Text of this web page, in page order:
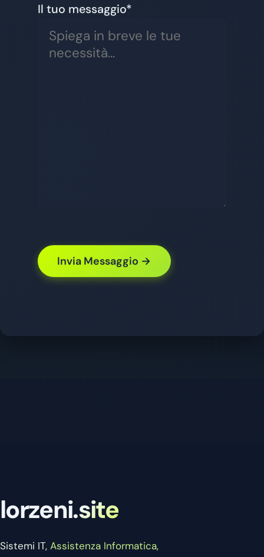
Il tuo messaggio*
lorzeni.site
Sistemi IT, Assistenza Informatica,